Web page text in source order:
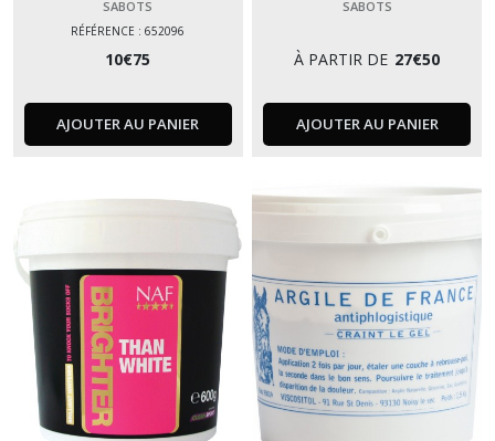
SABOTS
RÉFÉRENCE : 652096
10€75
AJOUTER AU PANIER
SABOTS
À PARTIR DE 27€50
AJOUTER AU PANIER